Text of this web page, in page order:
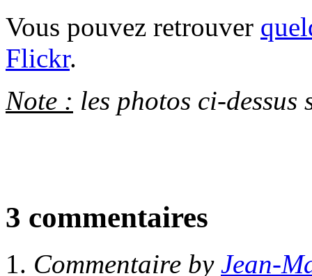
Vous pouvez retrouver
Flickr.
Note : les photos ci-dessus
3 commentaires
Commentaire by Jean-